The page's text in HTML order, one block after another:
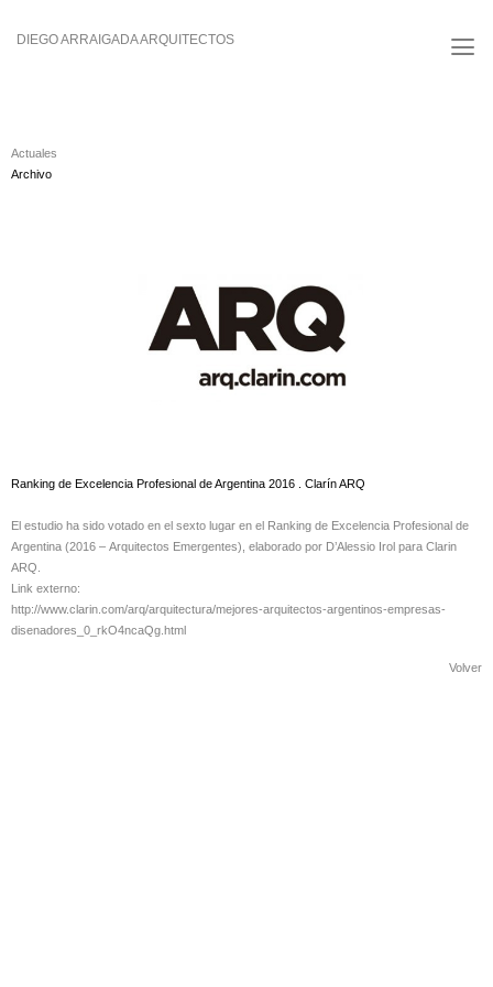
DIEGO ARRAIGADA ARQUITECTOS
Actuales
Archivo
Ranking de Excelencia Profesional de Argentina 2016 . Clarín ARQ
El estudio ha sido votado en el sexto lugar en el Ranking de Excelencia Profesional de
Argentina (2016 – Arquitectos Emergentes), elaborado por D’Alessio Irol para Clarin
ARQ.
Link externo:
http://www.clarin.com/arq/arquitectura/mejores-arquitectos-argentinos-empresas-
disenadores_0_rkO4ncaQg.html
Volver